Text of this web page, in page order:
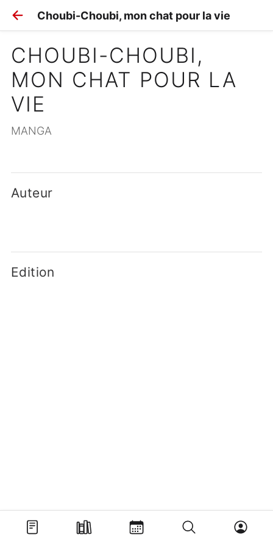
Choubi-Choubi, mon chat pour la vie
CHOUBI-CHOUBI,
MON CHAT POUR LA
VIE
MANGA
Auteur
Edition